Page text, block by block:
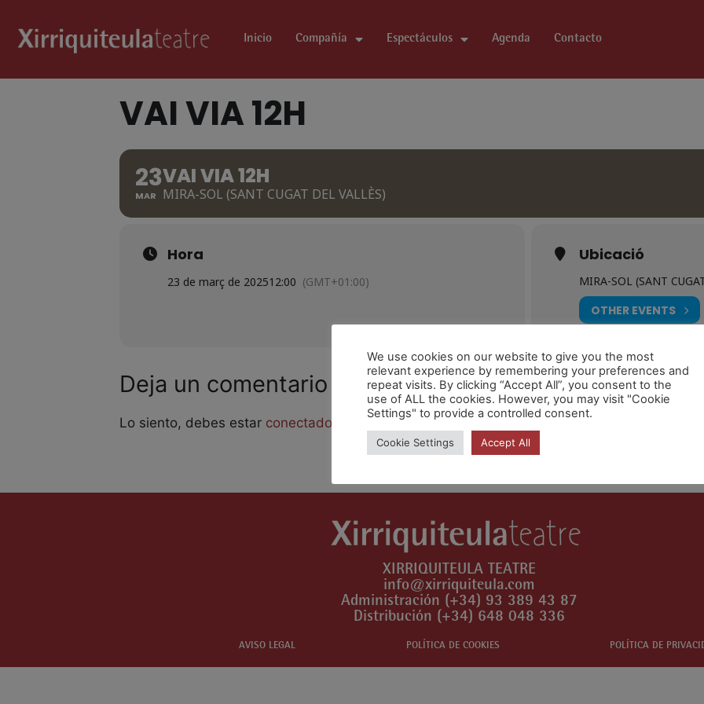
Inicio Compañía Espectáculos Agenda Contacto
VAI VIA 12H
23
MAR
VAI VIA 12H
MIRA-SOL (SANT CUGAT DEL VALLÈS)
Hora
23 de març de 202512:00 (GMT+01:00)
Ubicació
MIRA-SOL (SANT
OTHER EVENTS
Deja un comentario
Lo siento, debes estar conectado para publicar un comentario.
XIRRIQUITEULA TEATRE
info@xirriquiteula.com
Administración (+34) 93 389 43 87
Distribución (+34) 648 048 336
AVISO LEGAL POLÍTICA DE COOKIES POLÍTICA DE
We use cookies on our website to give you the most
relevant experience by remembering your preferences and
repeat visits. By clicking “Accept All”, you consent to the
use of ALL the cookies. However, you may visit "Cookie
Settings" to provide a controlled consent.
Cookie Settings Accept All